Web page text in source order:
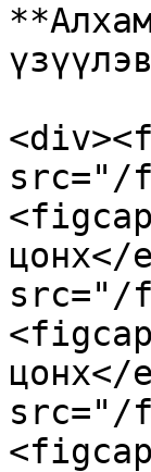
src="/
src="/
src="/